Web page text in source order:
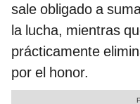
sale obligado a
la lucha, mientras
prácticamente
por el honor.